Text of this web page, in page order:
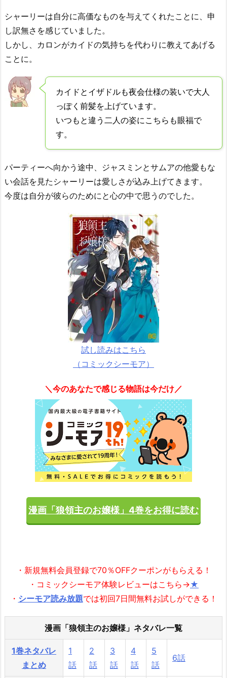
シャーリーは自分に高価なものを与えてくれたことに、申
し訳無さを感じていました。
しかし、カロンがカイドの気持ちを代わりに教えてあげる
ことに。
カイドとイザドルも夜会仕様の装いで大人
っぽく前髪を上げています。
いつもと違う二人の姿にこちらも眼福で
す。
パーティーへ向かう途中、ジャスミンとサムアの他愛もな
い会話を見たシャーリーは愛しさが込み上げてきます。
今度は自分が彼らのためにと心の中で思うのでした。
試し読みはこちら
（コミックシーモア）
＼今のあなたで感じる物語は今だけ／
漫画「狼領主のお嬢様」4巻をお得に読む
・新規無料会員登録で70％OFFクーポンがもらえる！
・コミックシーモア体験レビューはこちら→★
・ シーモア読み放題では初回7日間無料お試しができる！
漫画「狼領主のお嬢様」ネタバレ一覧
1巻ネタバレ
まとめ
1
話
2
話
3
話
4
話
5
話
6話